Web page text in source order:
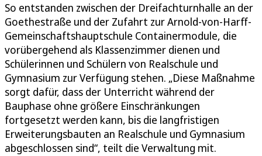
So entstanden zwischen der Dreifachturnhalle an der
Goethestraße und der Zufahrt zur Arnold-von-Harff-
Gemeinschaftshauptschule Containermodule, die
vorübergehend als Klassenzimmer dienen und
Schülerinnen und Schülern von Realschule und
Gymnasium zur Verfügung stehen. „Diese Maßnahme
sorgt dafür, dass der Unterricht während der
Bauphase ohne größere Einschränkungen
fortgesetzt werden kann, bis die langfristigen
Erweiterungsbauten an Realschule und Gymnasium
abgeschlossen sind“, teilt die Verwaltung mit.